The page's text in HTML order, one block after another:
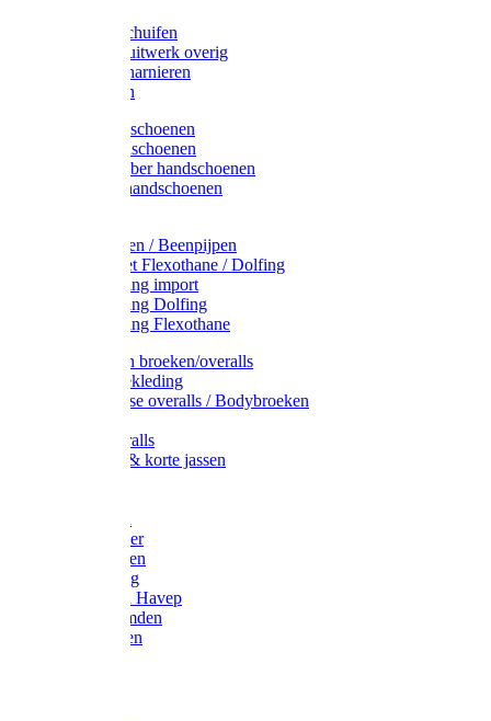
Grendels/schuifen
Hang en sluitwerk overig
Hengen/scharnieren
Scharnieren
Latex handschoenen
Leren handschoenen
PVC / Rubber handschoenen
Katoenen handschoenen
Plukmouwen / Beenpijpen
Reparatieset Flexothane / Dolfing
Regenkleding import
Regenkleding Dolfing
Regenkleding Flexothane
Toebehoren broeken/overalls
Signalisatiekleding
Amerikaanse overalls / Bodybroeken
Kinderoveralls
Stofjassen & korte jassen
Bodywarmer
Werkbroeken
Zaagkleding
Werkjassen Havep
Thermohemden
Overhemden